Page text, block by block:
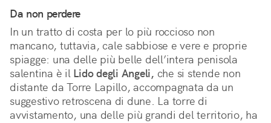
Da non perdere
In un tratto di costa per lo più roccioso non
mancano, tuttavia, cale sabbiose e vere e proprie
spiagge: una delle più belle dell’intera penisola
salentina è il Lido degli Angeli, che si stende non
distante da Torre Lapillo, accompagnata da un
suggestivo retroscena di dune. La torre di
avvistamento, una delle più grandi del territorio, ha